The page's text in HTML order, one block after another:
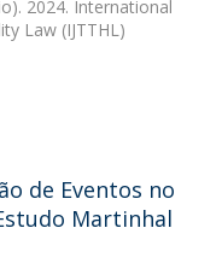
2024. International
Law (IJTTHL)
de Eventos no
Martinhal